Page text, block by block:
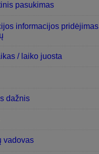
pasukimas
informacijos pridėjimas
/ laiko juosta
dažnis
vadovas